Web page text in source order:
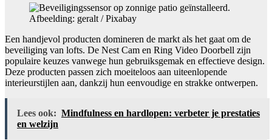
Afbeelding: geralt / Pixabay
Een handjevol producten domineren de markt als het gaat om de
beveiliging van lofts. De Nest Cam en Ring Video Doorbell zijn
populaire keuzes vanwege hun gebruiksgemak en effectieve design.
Deze producten passen zich moeiteloos aan uiteenlopende
interieurstijlen aan, dankzij hun eenvoudige en strakke ontwerpen.
Lees ook: Mindfulness en hardlopen: verbeter je prestaties
en welzijn